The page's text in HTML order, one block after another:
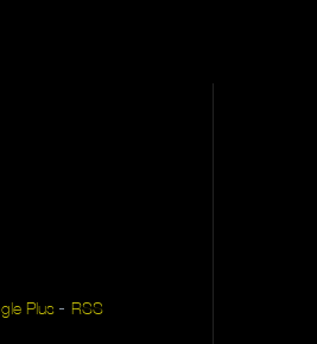
Plus RSS